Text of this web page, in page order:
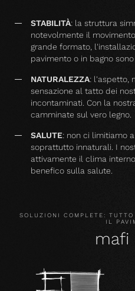
STABILITÀ: la struttura
notevolmente il
grande formato,
pavimento o in bagno
NATURALEZZA: l'aspetto,
sensazione al tatto dei
incontaminati. Con la
camminate sul vero legno.
SALUTE: non ci limitiamo
soprattutto innaturali. I
attivamente il clima
benefico sulla salute.
SOLUZIONI COMPLETE:
IL
mafi